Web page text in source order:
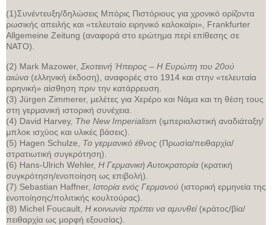
(1)Συνέντευξη/δηλώσεις Μπόρις Πιστόριους για χρονικό ορίζοντα
ρωσικής απειλής και «τελευταίο ειρηνικό καλοκαίρι», Frankfurter
Allgemeine Zeitung (αναφορά στο ερώτημα περί επίθεσης σε
ΝΑΤΟ).
(2) Mark Mazower, Σκοτεινή Ήπειρος – Η Ευρώπη του 20ού
αιώνα (ελληνική έκδοση), αναφορές στο 1914 και στην «τελευταία
ειρηνική» αίσθηση πριν την κατάρρευση.
(3) Jürgen Zimmerer, μελέτες για Χερέρο και Νάμα και τη θέση τους
στη γερμανική ιστορική συνέχεια.
(4) David Harvey, The New Imperialism (ιμπεριαλιστική αναδιάταξη/
μπλοκ ισχύος και υλικές βάσεις).
(5) Hagen Schulze, Το γερμανικό έθνος (Πρωσία/πειθαρχία/
στρατιωτική συγκρότηση).
(6) Hans-Ulrich Wehler, Η Γερμανική Αυτοκρατορία (κρατική
συγκρότηση/ενοποίηση ως επιβολή).
(7) Sebastian Haffner, Ιστορία ενός Γερμανού (ιστορική ερμηνεία της
ενοποίησης/πολιτικής κουλτούρας).
(8) Michel Foucault, Η κοινωνία πρέπει να αμυνθεί(κράτος/βία/
πειθαρχία ως μορφή εξουσίας).